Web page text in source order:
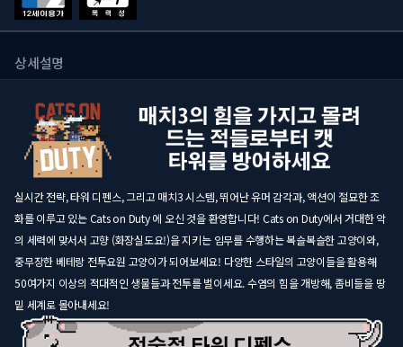
상세설명
실시간 전략, 타워 디펜스, 그리고 매치3 시스템, 뛰어난 유머 감각과, 액션이 절묘한 조
화를 이루고 있는 Cats on Duty 에 오신 것을 환영합니다! Cats on Duty에서 거대한 악
의 세력에 맞서서 고향 (화장실도요!)을 지키는 임무를 수행하는 복슬복슬한 고양이와,
중무장한 베테랑 전투요원 고양이가 되어보세요! 다양한 스타일의 고양이들을 활용해
50여가지 이상의 적대적인 생물들과 전투를 벌이세요. 수염의 힘을 개방해, 좀비들을 땅
밑 세계로 몰아내세요!